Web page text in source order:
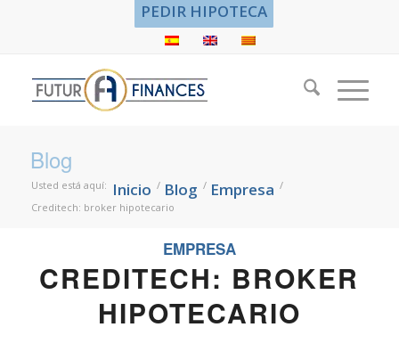
PEDIR HIPOTECA
Blog
Usted está aquí: Inicio / Blog / Empresa /
Creditech: broker hipotecario
EMPRESA
CREDITECH: BROKER
HIPOTECARIO